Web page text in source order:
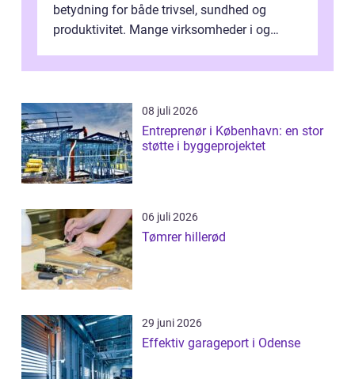
betydning for både trivsel, sundhed og
produktivitet. Mange virksomheder i og
08 juli 2026
Entreprenør i København: en stor
støtte i byggeprojektet
06 juli 2026
Tømrer hillerød
29 juni 2026
Effektiv garageport i Odense